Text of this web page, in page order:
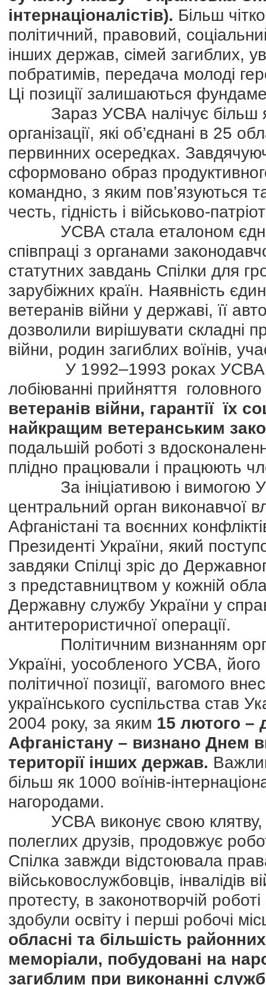
інтернаціоналістів). Більш
політичний, правовий,
інших держав, сімей загиблих,
побратимів, передача молоді
Ці позиції залишаються
Зараз УСВА налічує більш
організації, які об’єднані в 25
первинних осередках.
сформовано образ
командно, з яким пов’язуються
честь, гідність і військово-
УСВА стала еталоном
співпраці з органами
статутних завдань Спілки для
зарубіжних країн. Наявність
ветеранів війни у державі, її
дозволили вирішувати складні
війни, родин загиблих воїнів,
У 1992–1993 роках УСВА
лобіюванні прийняття головного
ветеранів війни, гарантії їх
найкращим ветеранським
подальшій роботі з
плідно працювали і працюють
За ініціативою і вимогою
центральний орган виконавчої
Афганістані та воєнних
Президенті України, який
завдяки Спілці зріс до
з представництвом у кожній
Державну службу України у
антитерористичної операції.
Політичним визнанням
Україні, уособленого УСВА, його
політичної позиції, вагомого
українського суспільства став
2004 року, за яким 15 лютого –
Афганістану – визнано Днем
території інших держав.
більш як 1000 воїнів-
нагородами.
УСВА виконує свою клятву,
полеглих друзів, продовжує
Спілка завжди відстоювала
військовослужбовців, інвалідів
протесту, в законотворчій
здобули освіту і перші робочі
обласні та більшість
меморіали, побудовані на
загиблим при виконанні